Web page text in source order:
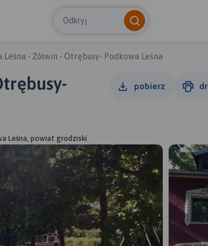
Odkryj
Leśna - Żółwin - Otrębusy- Podkowa Leśna
pobierz
Leśna, powiat grodziski